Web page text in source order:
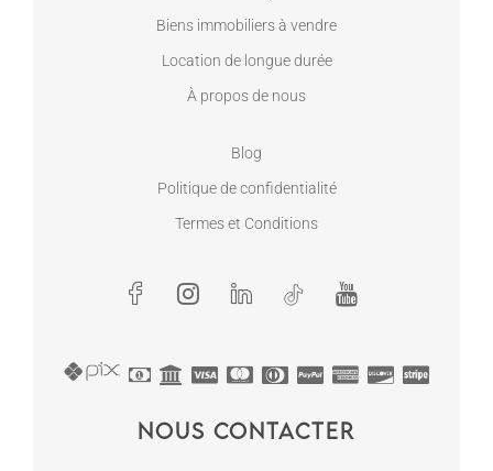
Biens immobiliers à vendre
Location de longue durée
À propos de nous
Blog
Politique de confidentialité
Termes et Conditions
Nous contacter